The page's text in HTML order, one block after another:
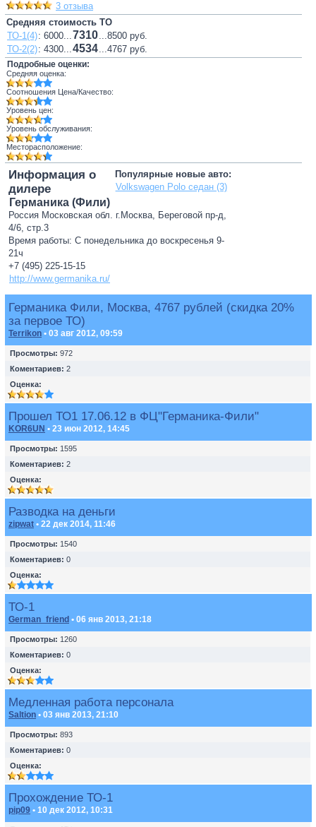
3 отзыва
Средняя стоимость ТО
ТО-1(4): 6000...7310...8500 руб.
ТО-2(2): 4300...4534...4767 руб.
Подробные оценки:
Средняя оценка:
Соотношения Цена/Качество:
Уровень цен:
Уровень обслуживания:
Месторасположение:
Популярные новые авто:
Volkswagen Polo седан (3)
Информация о
дилере
Германика (Фили)
Россия Московская обл. г.Москва, Береговой пр-д,
4/6, стр.3
Время работы: С понедельника до воскресенья 9-
21ч
+7 (495) 225-15-15
http://www.germanika.ru/
Германика Фили, Москва, 4767 рублей (скидка 20%
за первое ТО)
Terrikon • 03 авг 2012, 09:59
Просмотры: 972
Коментариев: 2
Оценка:
Прошел ТО1 17.06.12 в ФЦ"Германика-Фили"
KOR6UN • 23 июн 2012, 14:45
Просмотры: 1595
Коментариев: 2
Оценка:
Разводка на деньги
zipwat • 22 дек 2014, 11:46
Просмотры: 1540
Коментариев: 0
Оценка:
ТО-1
German_friend • 06 янв 2013, 21:18
Просмотры: 1260
Коментариев: 0
Оценка:
Медленная работа персонала
Saltion • 03 янв 2013, 21:10
Просмотры: 893
Коментариев: 0
Оценка:
Прохождение ТО-1
pip09 • 10 дек 2012, 10:31